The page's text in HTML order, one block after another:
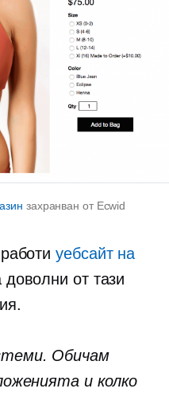
захранван от Ecwid
уебсайт на
от тази
Обичам
и колко